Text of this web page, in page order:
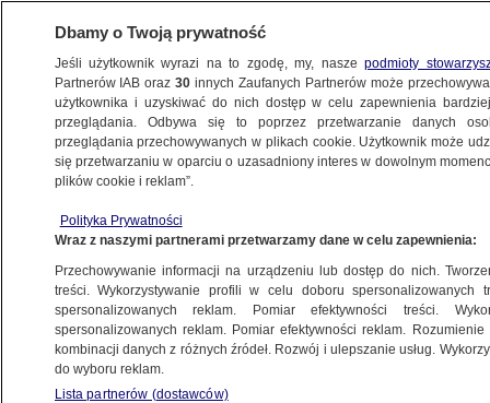
BIZNES
ZE ŚWIATA
zachęcić podróżnych
Oprac.Bartłomiej Ciepielewski
18.05.2026, 21:00
Posłuchaj artykułu
Czyta lektor AI
Dbamy o Twoją prywatność
Jeśli użytkownik wyrazi na to zgodę, my, naszepodmioty
Partnerów IAB oraz30 innych Zaufanych Partnerów może
użytkownika i uzyskiwać do nich dostęp w celu zapewnienia
przeglądania. Odbywa się to poprzez przetwarzanie danych
przeglądania przechowywanych w plikach cookie. Użytkownik może
się przetwarzaniu w oparciu o uzasadniony interes w dowolnym
plików cookie i reklam”.
Polityka Prywatności
Wraz z naszymi partnerami przetwarzamy dane w celu zapewnienia:
Przechowywanie informacji na urządzeniu lub dostęp do nich.
treści. Wykorzystywanie profili w celu doboru spersonalizowanych
spersonalizowanych reklam. Pomiar efektywności treści.
spersonalizowanych reklam. Pomiar efektywności reklam.
kombinacji danych z różnych źródeł. Rozwój i ulepszanie usług.
do wyboru reklam.
Lista partnerów (dostawców)